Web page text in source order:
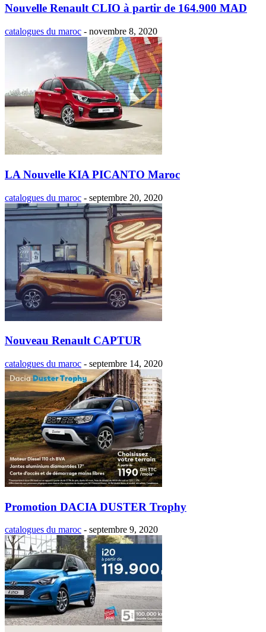
Nouvelle Renault CLIO à partir de 164.900 MAD
catalogues du maroc - novembre 8, 2020
LA Nouvelle KIA PICANTO Maroc
catalogues du maroc - septembre 20, 2020
Nouveau Renault CAPTUR
catalogues du maroc - septembre 14, 2020
Promotion DACIA DUSTER Trophy
catalogues du maroc - septembre 9, 2020